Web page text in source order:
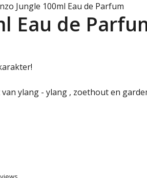
Jungle 100ml Eau de Parfum
Eau de
ylang - ylang , zoethout en